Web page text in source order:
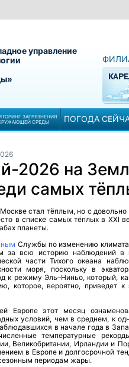
управление
ЗАГРЯЗНЕНИЯ
СРЕДЫ
ПОГОДА
2026 на
самых
стал тёплым, но с довольно
в списке самых тёплых в XXI
планеты.
Службы по изменению
за всю историю наблюдений
части Тихого океана
моря, поскольку в
к режиму Эль–Ниньо, который,
которое, вероятно, приведет
Европе этот месяц
условий, чем в среднем, к
в начале года в
температурные
Великобритании, Ирландии и
в Европе и долгосрочной
периодам жары.